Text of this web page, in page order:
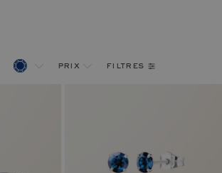
prix filtres